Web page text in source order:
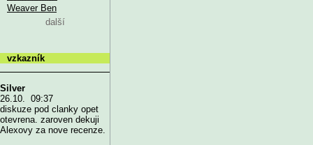
Weaver Ben
další
vzkazník
Silver
26.10. 09:37
diskuze pod clanky opet
otevrena. zaroven dekuji
Alexovy za nove recenze.